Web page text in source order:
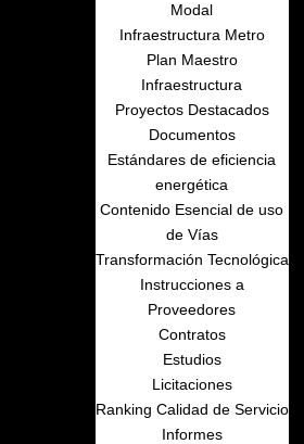
Modal
Infraestructura Metro
Plan Maestro
Infraestructura
Proyectos Destacados
Documentos
Estándares de eficiencia
energética
Contenido Esencial de uso
de Vías
Transformación Tecnológica
Instrucciones a
Proveedores
Contratos
Estudios
Licitaciones
Ranking Calidad de Servicio
Informes